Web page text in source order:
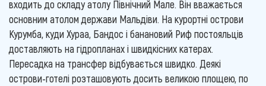
входить до складу атолу Північний Мале. Він вважається
основним атолом держави Мальдіви. На курортні острови
Курумба, куди Хураа, Бандос і банановий Риф постояльців
доставляють на гідропланах і швидкісних катерах.
Пересадка на трансфер відбувається швидко. Деякі
острови-готелі розташовують досить великою площею, по